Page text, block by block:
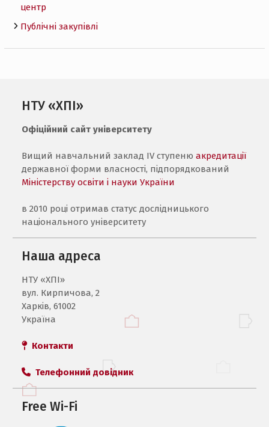
центр
Публічні закупівлі
НТУ «ХПІ»
Офіційний сайт університету
Вищий навчальний заклад IV ступенюакредитації
державної форми власності, підпорядкований
Міністерству освіти і науки України
в 2010 році отримав статус дослідницького
національного університету
Наша адреса
НТУ «ХПI»
вул. Кирпичова, 2
Харків, 61002
Україна
Контакти
Телефонний довідник
Free Wi-Fi